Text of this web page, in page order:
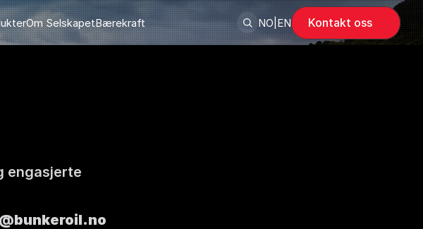
Om SelskapetBærekraft NO|EN Kontakt oss
engasjerte